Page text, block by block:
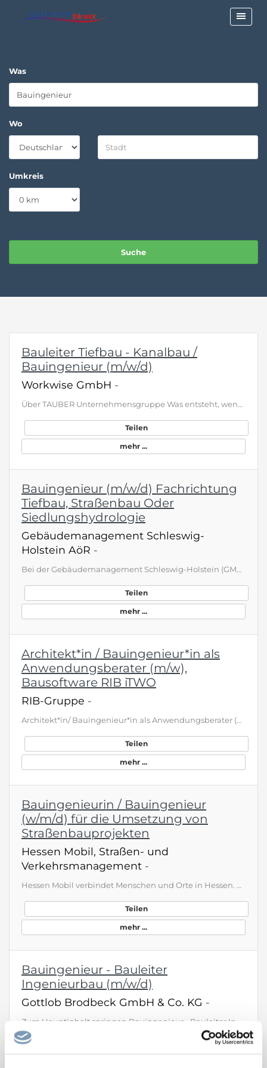
Was
Wo
Umkreis
Bauleiter Tiefbau - Kanalbau /
Bauingenieur (m/w/d)
Workwise GmbH -
Über TAUBER Unternehmensgruppe Was entsteht, wenn Leidenschaft und Innovation zusammentreffen? Wir gestalten die Zukunft der angewandten Geophysik und Ingenieurgeologie, indem wir komplexe geowissenschaftliche und ingenieurtechnische Herausforderungen lösen. Als Teil unseres Teams wirst du maßgeschneiderte geophysikalische Verfahren entwickeln, um Leitungen, Altlasten oder Hohlräume zu orten und so einen entscheidenden Beitrag zu wichtigen Infrastrukturprojekten leisten. Finde bei uns eine erfü…
Teilen
mehr ...
Bauingenieur (m/w/d) Fachrichtung
Tiefbau, Straßenbau Oder
Siedlungshydrologie
Gebäudemanagement Schleswig-
Holstein AöR -
Bei der Gebäudemanagement Schleswig-Holstein (GMSH) arbeiten rund 1.800 Menschen daran, das Land Schleswig-Holstein voran zubringen - durch nach haltiges Bauen, intelligentes Beschaffen und zukunfts fähiges Bewirtschaften öffent licher Gebäude. Unser Anspruch: Prozesse und Lösungen kontinuier lich zu verbessern - fachlich fundiert, lösungs orientiert und mit Offenheit für neue Wege. . klicken sie bewerben, für die volle Stellenbeschreibung
Teilen
mehr ...
Architekt*in / Bauingenieur*in als
Anwendungsberater (m/w),
Bausoftware RIB iTWO
RIB-Gruppe -
Architekt*in/ Bauingenieur*in als Anwendungsberater (m/w), Bausoftware RIB iTWO Apply Home Office (Germany) Full time R013666 Die RIB-Gruppe ist der weltweit führende Anbieter von Softwarelösungen für die Steuerung von Projekt- und Unternehmensprozessen in der Bau- &amp; Immobilienbranche. Mehr als 60 Jahre Branchenerfahrung befähigen uns, unser Ziel, die Bauindustrie zur nachhaltigsten und digitalisiertesten Branche des 21. Jahrhunderts voranzutreiben, mit unseren Kunden erfolgreich zu erreichen: …
Teilen
mehr ...
Bauingenieurin / Bauingenieur
(w/m/d) für die Umsetzung von
Straßenbauprojekten
Hessen Mobil, Straßen- und
Verkehrsmanagement -
Hessen Mobil verbindet Menschen und Orte in Hessen. Als Straßenbaubehörde verantworten wir die komplette Wertschöpfungskette des Straßenbaus und kümmern uns um Mobilitätsstrategien, Planung, Bau, Straßenbetrieb und das Verkehrsmanagement. Die Abteilung Planung und Bau befasst sich mit der Planung, dem Bau und dem Erhalt von Bundesstraßen, Landesstraßen sowie Radwegen. Von der Bedarfsermittlung einer neuen Straße über die Vermessung, den Vorentwurf, die Genehmigungs- und Ausführungsplanung bis h…
Teilen
mehr ...
Bauingenieur - Bauleiter
Ingenieurbau (m/w/d)
Gottlob Brodbeck GmbH & Co. KG -